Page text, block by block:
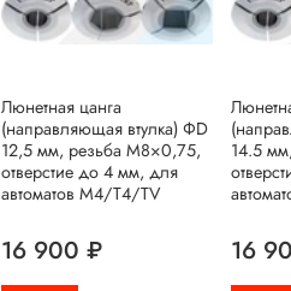
Люнетная цанга
(направляющая втулка) ΦD
12,5 мм, резьба M8×0,75,
отверстие до 4 мм, для
автоматов M4/T4/TV
16 900 ₽
14.5
16